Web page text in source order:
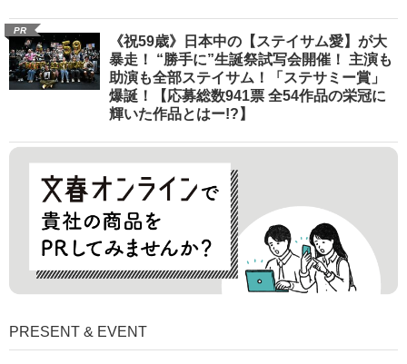
PR
《祝59歳》日本中の【ステイサム愛】が大
暴走！ “勝手に”生誕祭試写会開催！ 主演も
助演も全部ステイサム！「ステサミー賞」
爆誕！【応募総数941票 全54作品の栄冠に
輝いた作品とはー!?】
PRESENT & EVENT